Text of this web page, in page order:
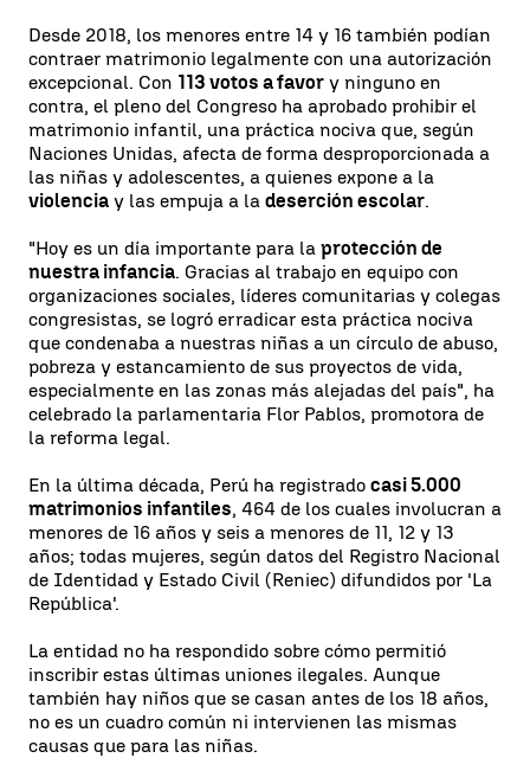
Desde 2018, los menores entre 14 y 16 también podían
contraer matrimonio legalmente con una autorización
excepcional. Con 113 votos a favor y ninguno en
contra, el pleno del Congreso ha aprobado prohibir el
matrimonio infantil, una práctica nociva que, según
Naciones Unidas, afecta de forma desproporcionada a
las niñas y adolescentes, a quienes expone a la
violencia y las empuja a la deserción escolar.
"Hoy es un día importante para la protección de
nuestra infancia. Gracias al trabajo en equipo con
organizaciones sociales, líderes comunitarias y colegas
congresistas, se logró erradicar esta práctica nociva
que condenaba a nuestras niñas a un círculo de abuso,
pobreza y estancamiento de sus proyectos de vida,
especialmente en las zonas más alejadas del país", ha
celebrado la parlamentaria Flor Pablos, promotora de
la reforma legal.
En la última década, Perú ha registrado casi 5.000
matrimonios infantiles, 464 de los cuales involucran a
menores de 16 años y seis a menores de 11, 12 y 13
años; todas mujeres, según datos del Registro Nacional
de Identidad y Estado Civil (Reniec) difundidos por 'La
República'.
La entidad no ha respondido sobre cómo permitió
inscribir estas últimas uniones ilegales. Aunque
también hay niños que se casan antes de los 18 años,
no es un cuadro común ni intervienen las mismas
causas que para las niñas.